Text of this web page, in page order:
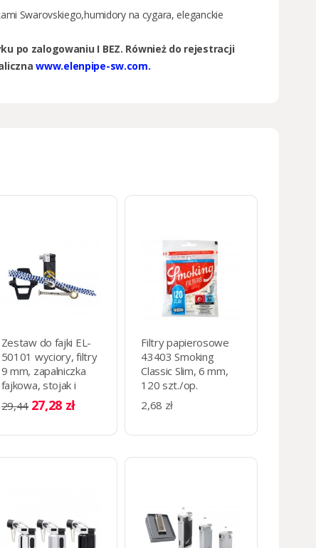
Swarovskiego,humidory na cygara,eleganckie
po zalogowaniu I BEZ. Również do rejestracji
www.elenpipe-sw.com.
Zestaw do fajki EL-
50101 wyciory, filtry
9 mm, zapalniczka
fajkowa, stojak i
niezbędnik
29,44 27,28 zł
Filtry papierosowe
43403 Smoking
Classic Slim, 6 mm,
120 szt./op.
2,68 zł